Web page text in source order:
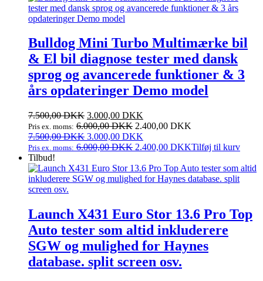
2.499,95 DKK.1.249,95 DKK.
Bulldog Mini Turbo Multimærke bil
& El bil diagnose tester med dansk
sprog og avancerede funktioner & 3
års opdateringer Demo model
7.500,00DKK Den
oprindelige
pris
var:
3.000,00 DKK
aktuelle
er:
Pris ex. moms: 6.000,00DKK 2.400,00 DKK
7.500,00DKK Den
oprindelige
var:
7.500,00 DKK.
3.000,00 DKK
aktuelle
er:
3.000,00 DKK.
Pris ex. moms: 6.000,00DKK 2.400,00 DKKTilføj til kurv
Tilbud!
Launch X431 Euro Stor 13.6 Pro Top
Auto tester som altid inkluderere
SGW og mulighed for Haynes
database. split screen osv.